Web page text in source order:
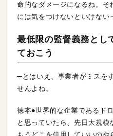
命的なダメージになるね。そ
には気をつけないといけない
最低限の監督義務とし
ておこう
─とはいえ、事業者がミスを
せんよね。
徳本●世界的な企業であるド
と思っていたら、先日大規模